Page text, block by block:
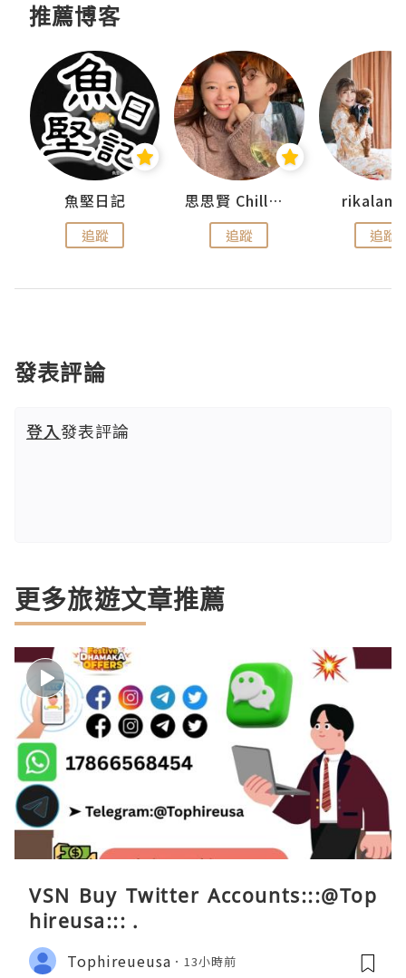
推薦博客
魚堅日記
追蹤
思思賢 ChillMyBabe
追蹤 追蹤
發表評論
登入發表評論
更多旅遊文章推薦
VSN Buy Twitter Accounts:::@Top
hireusa::: .
Tophireueusa 13小時前